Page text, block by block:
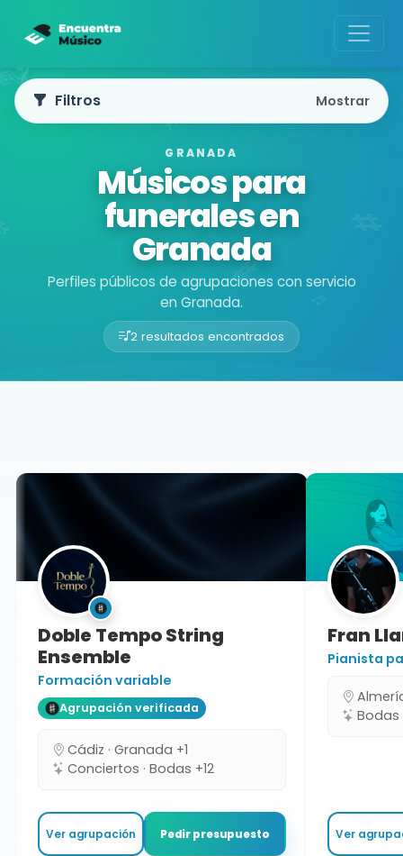
GRANADA
Músicos para
funerales en
Granada
Perfiles públicos de agrupaciones con servicio
en Granada.
2 resultados encontrados
Buscador de músicos
Filtros Mostrar
Doble Tempo String
Ensemble
Formación variable
Agrupación verificada
Cádiz · Granada +1
Conciertos · Bodas +12
Ver agrupación Pedir presupuesto
Fran
Pianista
Ver